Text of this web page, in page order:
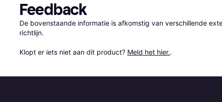
Feedback
De bovenstaande informatie is afkomstig van verschillende
richtlijn.
Klopt er iets niet aan dit product? Meld het hier..